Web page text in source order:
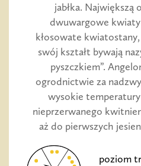
jabłka. Największą
dwuwargowe
kłosowate
swój kształt bywają
pyszczkiem”.
ogrodnictwie za
wysokie
nieprzerwanego
aż do pierwszych
poziom